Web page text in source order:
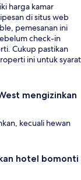
harga kamar
di situs web
pemesanan ini
check-in
Cukup pastikan
ini untuk syarat
mengizinkan
kecuali hewan
hotel bomonti